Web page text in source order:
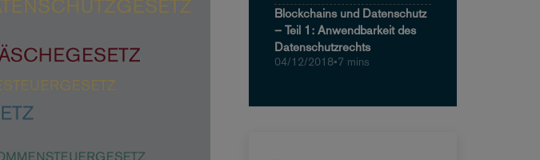
Blockchains und Datenschutz
– Teil 1: Anwendbarkeit des
Datenschutzrechts
04/12/2018•7 mins